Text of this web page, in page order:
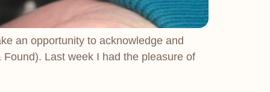
an opportunity to acknowledge and
Last week I had the pleasure of